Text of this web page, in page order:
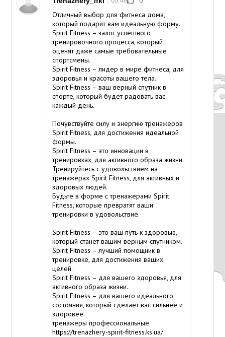
Отличный выбор для фитнеса дома,
который подарит вам идеальную форму.
Spirit Fitness – залог успешного
тренировочного процесса, который
оценят даже самые требовательные
спортсмены.
Spirit Fitness – лидер в мире фитнеса, для
здоровья и красоты вашего тела.
Spirit Fitness – ваш верный спутник в
спорте, который будет радовать вас
каждый день.
Почувствуйте силу и энергию тренажеров
Spirit Fitness, для достижения идеальной
формы.
Spirit Fitness – это инновации в
тренировках, для активного образа жизни.
Тренируйтесь с удовольствием на
тренажерах Spirit Fitness, для активных и
здоровых людей.
Будьте в форме с тренажерами Spirit
Fitness, которые превратят ваши
тренировки в удовольствие.
Spirit Fitness – это ваш путь к здоровью,
который станет вашим верным спутником.
Spirit Fitness – лучший помощник в
тренировке, для достижения ваших
целей.
Spirit Fitness – для вашего здоровья, для
активного образа жизни.
Spirit Fitness – для вашего идеального
состояния, который сделает вас сильнее и
здоровее.
тренажеры профессиональные
https://trenazhery-spirit-fitness.ks.ua/.